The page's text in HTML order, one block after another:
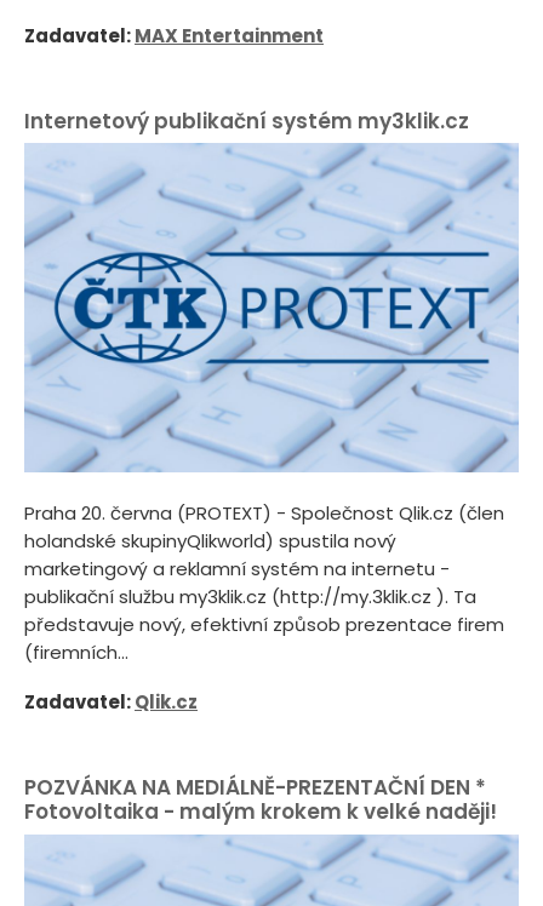
Zadavatel:MAX Entertainment
Internetový publikační systém my3klik.cz
Praha 20. června (PROTEXT) - Společnost Qlik.cz (člen
holandské skupinyQlikworld) spustila nový
marketingový a reklamní systém na internetu -
publikační službu my3klik.cz (http://my.3klik.cz ). Ta
představuje nový, efektivní způsob prezentace firem
(firemních...
Zadavatel:Qlik.cz
POZVÁNKA NA MEDIÁLNĚ-PREZENTAČNÍ DEN *
Fotovoltaika - malým krokem k velké naději!